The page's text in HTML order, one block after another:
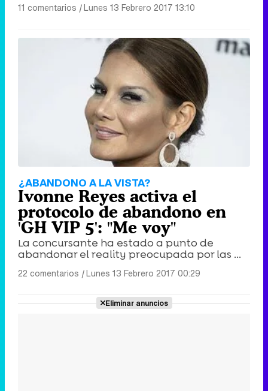
11 comentarios |Lunes 13 Febrero 2017 13:10
¿ABANDONO A LA VISTA?
Ivonne Reyes activa el
protocolo de abandono en
'GH VIP 5': "Me voy"
La concursante ha estado a punto de
abandonar el reality preocupada por las ...
22 comentarios |Lunes 13 Febrero 2017 00:29
Eliminar anuncios